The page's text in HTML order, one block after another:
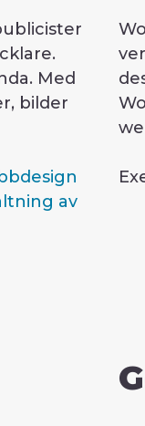
Med
bilder
av